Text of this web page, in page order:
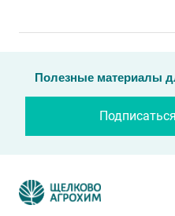
Полезные материалы